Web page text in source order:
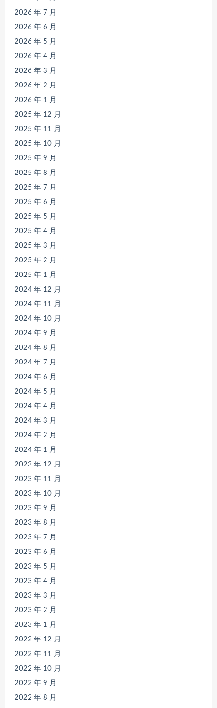
2026 年 7 月
2026 年 6 月
2026 年 5 月
2026 年 4 月
2026 年 3 月
2026 年 2 月
2026 年 1 月
2025 年 12 月
2025 年 11 月
2025 年 10 月
2025 年 9 月
2025 年 8 月
2025 年 7 月
2025 年 6 月
2025 年 5 月
2025 年 4 月
2025 年 3 月
2025 年 2 月
2025 年 1 月
2024 年 12 月
2024 年 11 月
2024 年 10 月
2024 年 9 月
2024 年 8 月
2024 年 7 月
2024 年 6 月
2024 年 5 月
2024 年 4 月
2024 年 3 月
2024 年 2 月
2024 年 1 月
2023 年 12 月
2023 年 11 月
2023 年 10 月
2023 年 9 月
2023 年 8 月
2023 年 7 月
2023 年 6 月
2023 年 5 月
2023 年 4 月
2023 年 3 月
2023 年 2 月
2023 年 1 月
2022 年 12 月
2022 年 11 月
2022 年 10 月
2022 年 9 月
2022 年 8 月